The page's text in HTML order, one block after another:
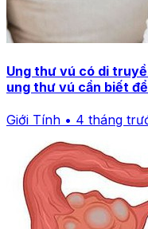
Ung thư vú có di
ung thư vú cần biết
Giới Tính • 4 tháng